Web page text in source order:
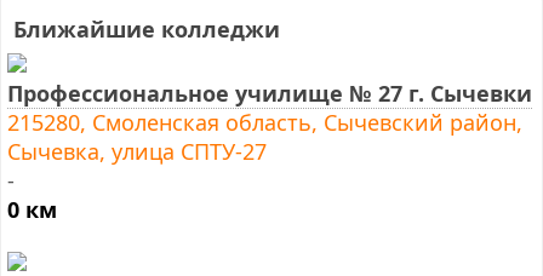
Ближайшие колледжи
Профессиональное училище № 27 г. Сычевки
215280, Смоленская область, Сычевский район,
Сычевка, улица СПТУ-27
-
0 км